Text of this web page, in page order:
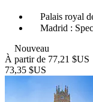
Palais royal
Madrid :
Nouveau
À partir de 77,21 $US
73,35 $US